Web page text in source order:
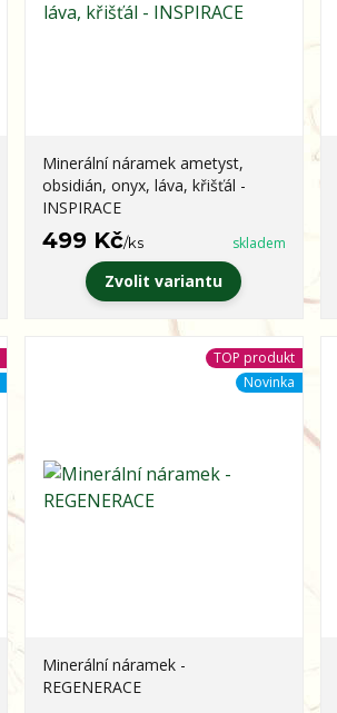
Minerální náramek ametyst,
obsidián, onyx, láva, křišťál -
INSPIRACE
499 Kč/ks skladem
Zvolit variantu
TOP produkt
Novinka
Minerální náramek -
REGENERACE